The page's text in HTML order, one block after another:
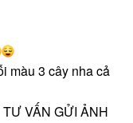
màu 3 cây nha cả
VẤN GỬI ẢNH